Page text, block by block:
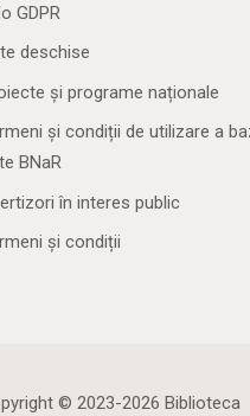
GDPR
deschise
și programe naționale
și condiții de utilizare a
BNaR
în interes public
și condiții
© 2023-2026 Biblioteca